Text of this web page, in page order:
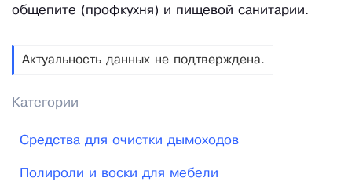
общепите (профкухня) и пищевой санитарии.
Актуальность данных не подтверждена.
Категории
Средства для очистки дымоходов
Полироли и воски для мебели